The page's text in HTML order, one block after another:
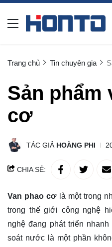
Trang chủ Tin chuyên gia
Sản phẩm
cơ
TÁC GIẢ HOÀNG PHI
CHIA SẺ:
Van phao cơlà một trong
trong thế giới công nghệ
nghệ đang phát triển
soát nước là một phần